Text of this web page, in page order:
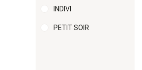
を
る
INDIVI
PETIT SOIR